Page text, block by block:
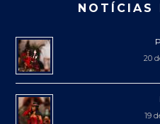
NOTÍCIAS
20
19